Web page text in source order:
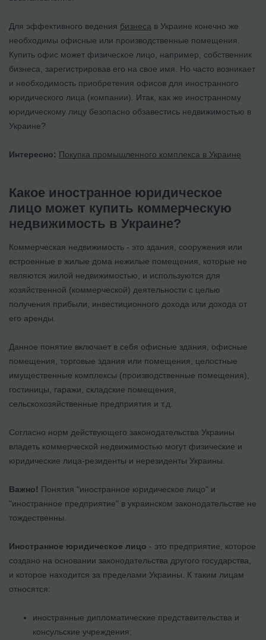
Для эффективного ведения бизнеса в Украине конечно же
необходимы офисные или производственные помещения.
Купить офис может физическое лицо, например, собственник
бизнеса, зарегистрировав его на свое имя. Но часто возникает
и необходимость приобретения офисов для иностранного
юридического лица (компании). Итак, как же иностранному
юридическому лицу безопасно обзавестись недвижимостью в
Украине?
Интересно: Покупка промышленного комплекса в Украине
Какое иностранное юридическое
лицо может купить коммерческую
недвижимость в Украине?
Коммерческая недвижимость - это здания, сооружения или
встроенные в жилые дома нежилые помещения, которые не
являются жилой недвижимостью, и используются для
хозяйственной (коммерческой) деятельности с целью
получения прибыли, инвестиционного дохода или дохода от
его аренды.
Данное понятие включает в себя офисные здания, офисные
помещения, торговые здания или помещения, целостные
имущественные комплексы (производственные помещения),
гостиницы, гаражи, складские помещения,
сельскохозяйственные предприятия и т.д.
Согласно норм действующего законодательства Украины
владеть коммерческой недвижимостью могут физические и
юридические лица-резиденты и нерезиденты Украины.
Важно! Понятия "иностранное юридическое лицо" и
"иностранное предприятие" в украинском законодательстве не
тождественны.
Иностранное юридическое лицо - это предприятие, которое
создано на основании законодательства другого государства,
и которое находится за пределами Украины. К таким лицам
относятся:
иностранные дипломатические представительства и
консульские учреждения;